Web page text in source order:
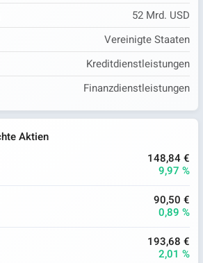
52 Mrd. USD
Vereinigte Staaten
Kreditdienstleistungen
Finanzdienstleistungen
Aktien
148,84 €
9,97 %
90,50 €
0,89 %
193,68 €
2,01 %